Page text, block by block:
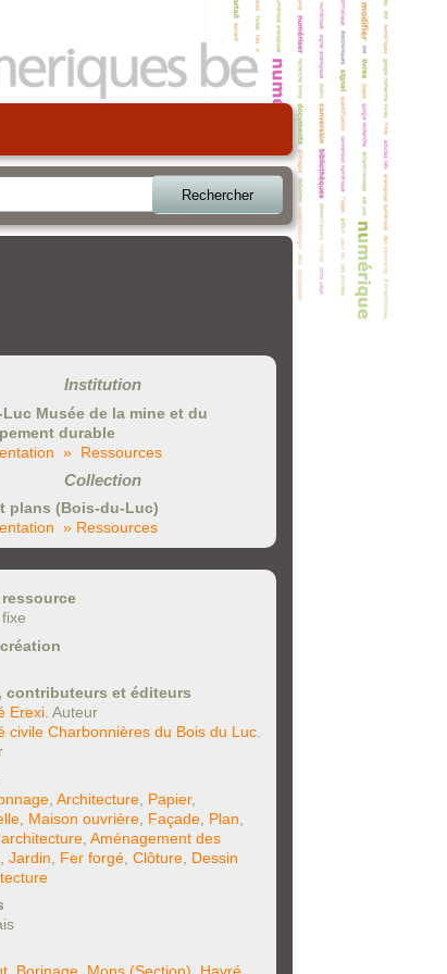
Rechercher
Institution
Musée de la mine et du
durable
» Ressources
Collection
plans (Bois-du-Luc)
» Ressources
contributeurs et éditeurs
Erexi. Auteur
civile Charbonnières du Bois du Luc.
Architecture Papier,
Maison ouvrière Façade Plan
Aménagement des
Jardin Fer forgé Clôture Dessin